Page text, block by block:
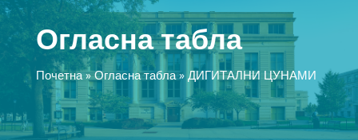
Огласна табла
Почетна»Огласна табла» ДИГИТАЛНИ ЦУНАМИ